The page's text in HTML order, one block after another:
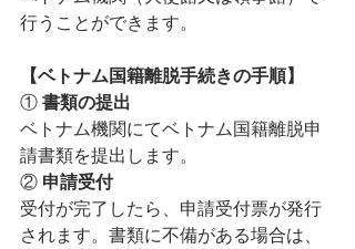
行うことができます。
【ベトナム国籍離脱手続きの手順】
① 書類の提出
ベトナム機関にてベトナム国籍離脱申
請書類を提出します。
② 申請受付
受付が完了したら、申請受付票が発行
されます。書類に不備がある場合は、